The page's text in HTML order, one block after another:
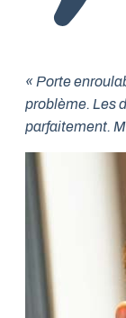
« Porte
problème. Les
parfaitement.